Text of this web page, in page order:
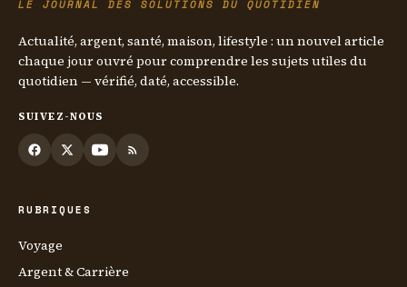
LE JOURNAL DES SOLUTIONS DU QUOTIDIEN
Actualité, argent, santé, maison, lifestyle : un nouvel article
chaque jour ouvré pour comprendre les sujets utiles du
quotidien — vérifié, daté, accessible.
SUIVEZ-NOUS
RUBRIQUES
Voyage
Argent & Carrière